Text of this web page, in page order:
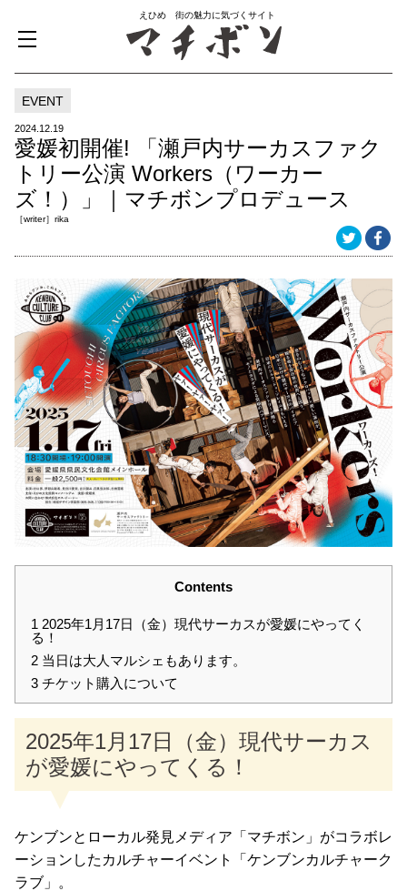
えひめ 街の魅力に気づくサイト
EVENT
2024.12.19
愛媛初開催! 「瀬戸内サーカスファク
トリー公演 Workers（ワーカー
ズ！）」｜マチボンプロデュース
［writer］rika
Contents
1 2025年1月17日（金）現代サーカスが愛媛にやってく
る！
2当日は大人マルシェもあります。
3チケット購入について
2025年1月17日（金）現代サーカス
が愛媛にやってくる！
ケンブンとローカル発見メディア「マチボン」がコラボレ
ーションしたカルチャーイベント「ケンブンカルチャーク
ラブ」。